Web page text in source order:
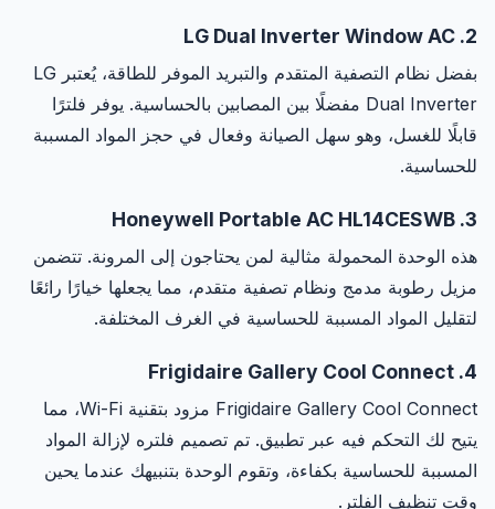
2. LG Dual Inverter Window AC
بفضل نظام التصفية المتقدم والتبريد الموفر للطاقة، يُعتبر LG
Dual Inverter مفضلًا بين المصابين بالحساسية. يوفر فلترًا
قابلًا للغسل، وهو سهل الصيانة وفعال في حجز المواد المسببة
للحساسية.
3. Honeywell Portable AC HL14CESWB
هذه الوحدة المحمولة مثالية لمن يحتاجون إلى المرونة. تتضمن
مزيل رطوبة مدمج ونظام تصفية متقدم، مما يجعلها خيارًا رائعًا
لتقليل المواد المسببة للحساسية في الغرف المختلفة.
4. Frigidaire Gallery Cool Connect
Frigidaire Gallery Cool Connect مزود بتقنية Wi-Fi، مما
يتيح لك التحكم فيه عبر تطبيق. تم تصميم فلتره لإزالة المواد
المسببة للحساسية بكفاءة، وتقوم الوحدة بتنبيهك عندما يحين
وقت تنظيف الفلتر.